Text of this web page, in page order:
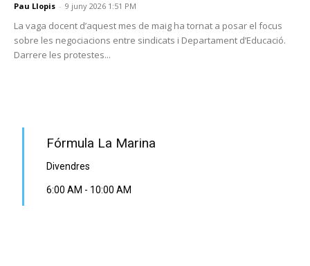
Pau Llopis - 9 juny 2026 1:51 PM
La vaga docent d’aquest mes de maig ha tornat a posar el focus
sobre les negociacions entre sindicats i Departament d’Educació.
Darrere les protestes...
Fórmula La Marina
Divendres
6:00 AM - 10:00 AM